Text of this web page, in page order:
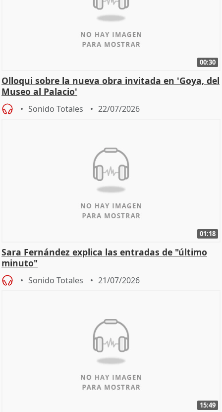
00:30
Olloqui sobre la nueva obra invitada en 'Goya, del
Museo al Palacio'
Sonido Totales 22/07/2026
01:18
Sara Fernández explica las entradas de "último
minuto"
Sonido Totales 21/07/2026
15:49